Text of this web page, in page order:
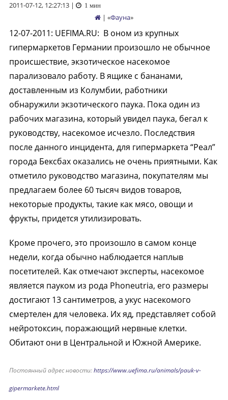
2011-07-12, 12:27:13| 1 мин
| «Фауна»
12-07-2011: UEFIMA.RU: В оном из крупных
гипермаркетов Германии произошло не обычное
происшествие, экзотическое насекомое
парализовало работу. В ящике с бананами,
доставленным из Колумбии, работники
обнаружили экзотического паука. Пока один из
рабочих магазина, который увидел паука, бегал к
руководству, насекомое исчезло. Последствия
после данного инцидента, для гипермаркета “Реал”
города Бексбах оказались не очень приятными. Как
отметило руководство магазина, покупателям мы
предлагаем более 60 тысяч видов товаров,
некоторые продукты, такие как мясо, овощи и
фрукты, придется утилизировать.
Кроме прочего, это произошло в самом конце
недели, когда обычно наблюдается наплыв
посетителей. Как отмечают эксперты, насекомое
является пауком из рода Phoneutria, его размеры
достигают 13 сантиметров, а укус насекомого
смертелен для человека. Их яд, представляет собой
нейротоксин, поражающий нервные клетки.
Обитают они в Центральной и Южной Америке.
Постоянный адрес новости:https://www.uefima.ru/animals/pauk-v-
gipermarkete.html